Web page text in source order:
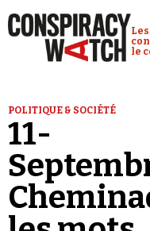
le
POLITIQUE & SOCIÉTÉ
11-